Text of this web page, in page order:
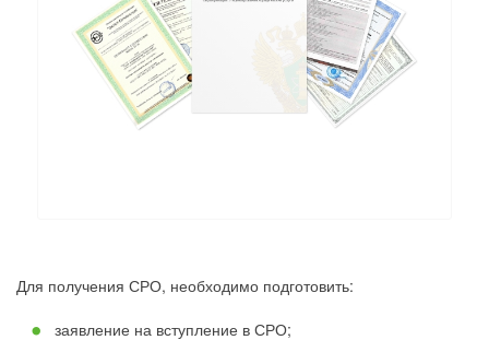
Для получения СРО, необходимо подготовить:
заявление на вступление в СРО;